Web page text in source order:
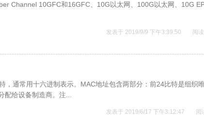
Channel 10GFC和16GFC、10G以太网、100G以太网、10G
发表于 2019/9/9 下午3:39:50 阅
，通常用十六进制表示。MAC地址包含两部分：前24比特是组织
给设备制造商。注...
发表于 2019/6/17 下午3:12:47 阅